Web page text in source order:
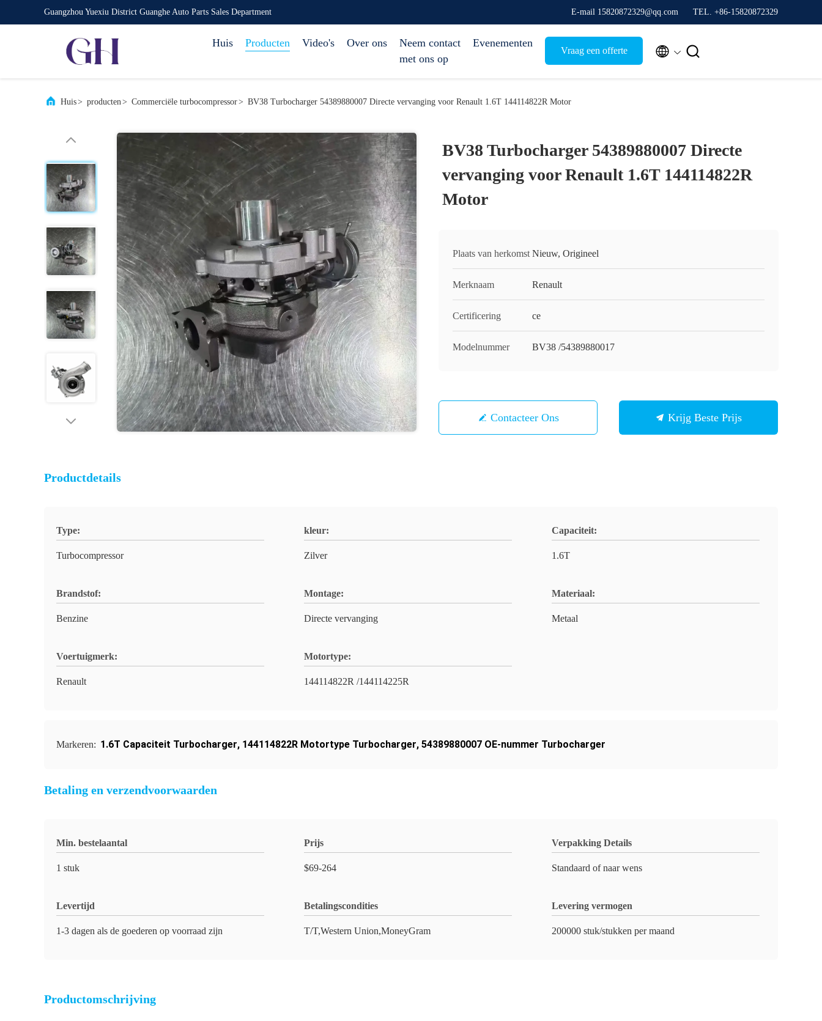
Guangzhou Yuexiu District Guanghe Auto Parts Sales Department E-mail 15820872329@qq.com TEL. +86-15820872329
Huis Producten Video's Over ons
Neem contact
met ons op
Evenementen
Vraag een offerte  
Huis> producten> Commerciële turbocompressor> BV38 Turbocharger 54389880007 Directe vervanging voor Renault 1.6T 144114822R Motor
BV38 Turbocharger 54389880007 Directe
vervanging voor Renault 1.6T 144114822R
Motor
Plaats van herkomst Nieuw, Origineel
Merknaam Renault
Certificering ce
Modelnummer BV38 /54389880017
Contacteer Ons Krijg Beste Prijs
Productdetails
Type:
Turbocompressor
kleur:
Zilver
Capaciteit:
1.6T
Brandstof:
Benzine
Montage:
Directe vervanging
Materiaal:
Metaal
Voertuigmerk:
Renault
Motortype:
144114822R /144114225R
Markeren: 1.6T Capaciteit Turbocharger, 144114822R Motortype Turbocharger, 54389880007 OE-nummer Turbocharger
Betaling en verzendvoorwaarden
Min. bestelaantal
1 stuk
Prijs
$69-264
Verpakking Details
Standaard of naar wens
Levertijd
1-3 dagen als de goederen op voorraad zijn
Betalingscondities
T/T,Western Union,MoneyGram
Levering vermogen
200000 stuk/stukken per maand
Productomschrijving